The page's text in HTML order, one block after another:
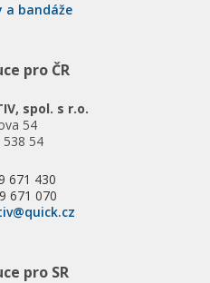
a bandáže
pro ČR
spol. s r.o.
54
538 54
671 430
671 070
pro SR